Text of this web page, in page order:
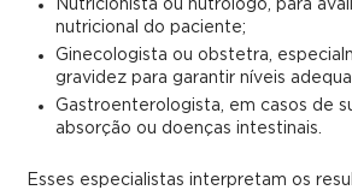
Nutricionista ou nutrólogo, para
nutricional do paciente;
Ginecologista ou obstetra,
gravidez para garantir níveis
Gastroenterologista, em casos de
absorção ou doenças intestinais.
Esses especialistas interpretam os